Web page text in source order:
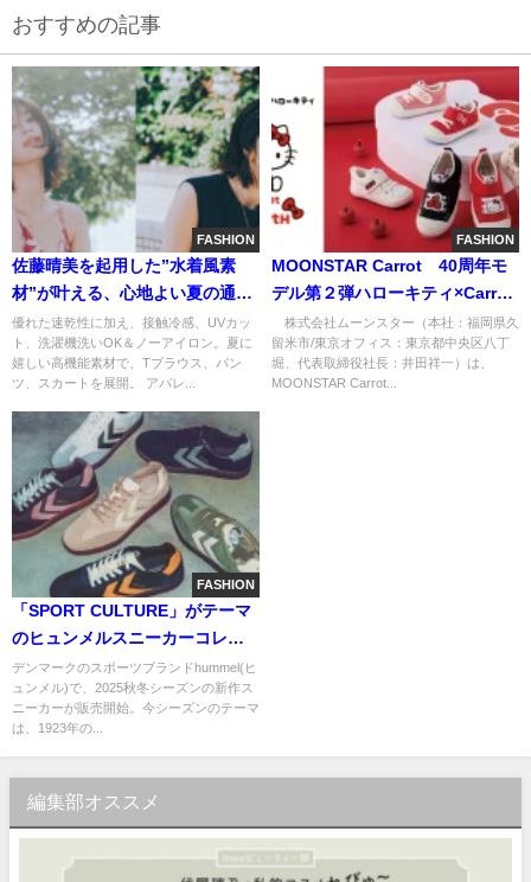
おすすめの記事
FASHION
佐藤晴美を起用した”水着風素
材”が叶える、心地よい夏の通
勤。LOUNIE（ルーニィ）より、
「キレイ」と「機能」を兼ね備
えた新感覚セットアップが登
優れた速乾性に加え、接触冷感、UVカッ
ト、洗濯機洗いOK＆ノーアイロン。夏に
嬉しい高機能素材で、Tブラウス、パン
ツ、スカートを展開。 アパレ...
FASHION
MOONSTAR Carrot®40周年モ
デル第２弾ハローキティ×Carrot
の国産子ども靴新発売
株式会社ムーンスター（本社：福岡県久
留米市/東京オフィス：東京都中央区八丁
堀、代表取締役社長：井田祥一）は、
MOONSTAR Carrot...
FASHION
「SPORT CULTURE」がテーマ
のヒュンメルスニーカーコレク
ション
デンマークのスポーツブランドhummel(ヒ
ュンメル)で、2025秋冬シーズンの新作ス
ニーカーが販売開始。今シーズンのテーマ
は、1923年の...
編集部オススメ